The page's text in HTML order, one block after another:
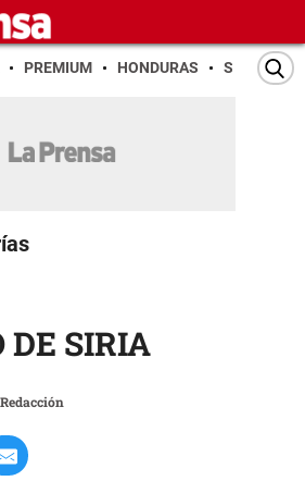
PREMIUM HONDURAS SAN PEDRO
DE SIRIA
Redacción